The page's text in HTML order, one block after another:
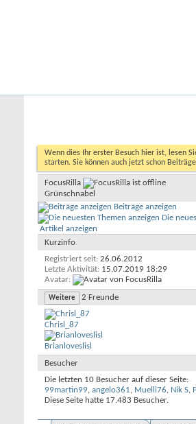
Wenn dies Ihr erster Besuch hier ist, lesen
starten. Sie können auch jetzt schon
FocusRilla
Grünschnabel
Beiträge anzeigen
Die
Artikel anzeigen
Kurzinfo
Registriert seit 26.06.2012
Letzte Aktivität 15.07.2019 18:29
Avatar
Weitere 2 Freunde
Chrisl_87
Brianloveslisl
Besucher
Die letzten 10 Besucher auf dieser Seite:
99martin99, angelo361, Muelli76, Nik S,
Diese Seite hatte 17.483 Besucher.